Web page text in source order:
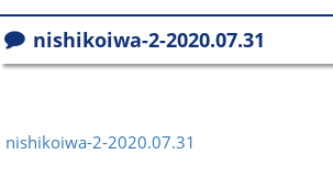
nishikoiwa-2-2020.07.31
nishikoiwa-2-2020.07.31